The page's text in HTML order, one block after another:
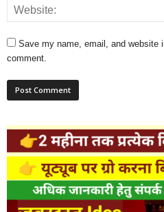
Save my name, email, and website
comment.